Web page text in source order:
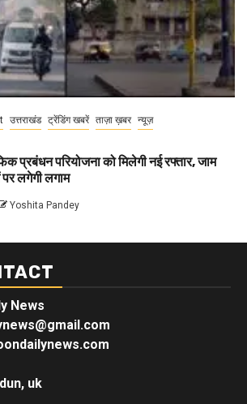
उत्तराखंड ट्रेंडिंग खबरें ताज़ा ख़बर न्यूज़
प्रबंधन परियोजना को मिलेगी नई रफ्तार, जाम
लगेगी लगाम
Yoshita Pandey
News
uk